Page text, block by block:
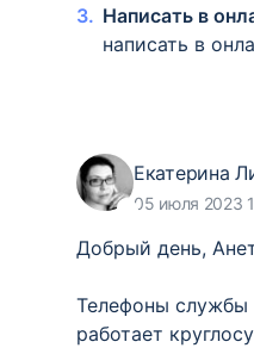
Написать в
написать в
Екатерина
05 июля 2023
Добрый день,
Телефоны
работает